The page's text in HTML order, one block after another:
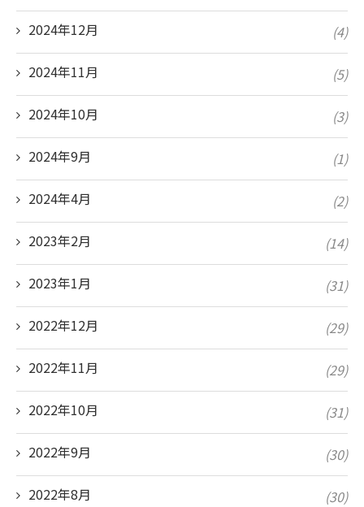
2024年12月 (4)
2024年11月 (5)
2024年10月 (3)
2024年9月 (1)
2024年4月 (2)
2023年2月 (14)
2023年1月 (31)
2022年12月 (29)
2022年11月 (29)
2022年10月 (31)
2022年9月 (30)
2022年8月 (30)